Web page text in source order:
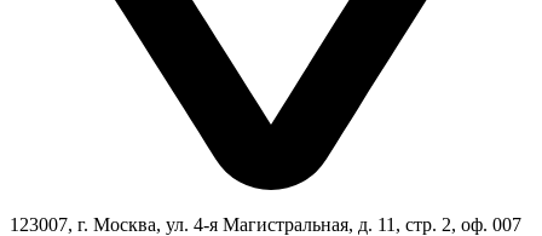
123007, г. Москва, ул. 4-я Магистральная, д. 11, стр. 2, оф. 007